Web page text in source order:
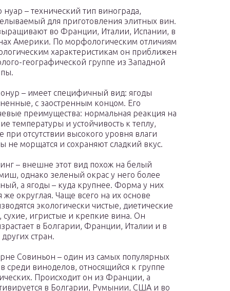
нуар – технический тип винограда,
для приготовления элитных вин.
во Франции, Италии, Испании, в
Америки. По морфологическим отличиям
характеристикам он приближен
географической группе из Западной
– имеет специфичный вид: ягоды
с заостренным концом. Его
преимущества: нормальная реакция на
температуры и устойчивость к теплу,
при отсутствии высокого уровня влаги
не морщатся и сохраняют сладкий вкус.
– внешне этот вид похож на белый
однако зеленый окрас у него более
а ягоды – куда крупнее. Форма у них
же округлая. Чаще всего на их основе
экологически чистые, диетические
сухие, игристые и крепкие вина. Он
в Болгарии, Франции, Италии и в
стран.
Совиньон – один из самых популярных
среди виноделов, относящийся к группе
Происходит он из Франции, а
в Болгарии, Румынии, США и во